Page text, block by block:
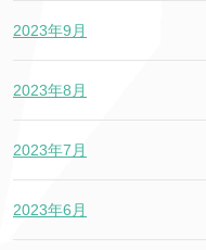
2023年9月
2023年8月
2023年7月
2023年6月